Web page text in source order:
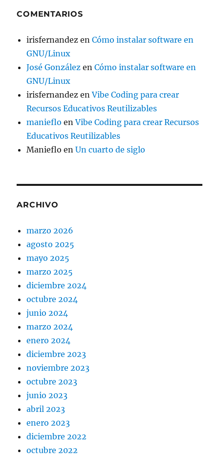
COMENTARIOS
irisfernandez enCómo instalar software en
GNU/Linux
José González enCómo instalar software en
GNU/Linux
irisfernandez enVibe Coding para crear
Recursos Educativos Reutilizables
manieflo enVibe Coding para crear Recursos
Educativos Reutilizables
Manieflo enUn cuarto de siglo
ARCHIVO
marzo 2026
agosto 2025
mayo 2025
marzo 2025
diciembre 2024
octubre 2024
junio 2024
marzo 2024
enero 2024
diciembre 2023
noviembre 2023
octubre 2023
junio 2023
abril 2023
enero 2023
diciembre 2022
octubre 2022